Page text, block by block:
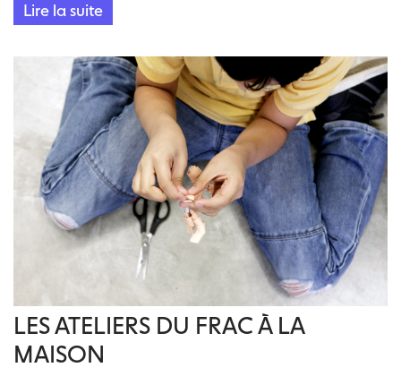
Lire la suite
LES ATELIERS DU FRAC À LA
MAISON